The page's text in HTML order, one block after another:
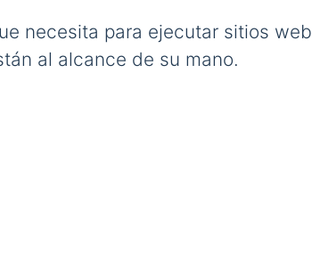
necesita para ejecutar sitios web
al alcance de su mano.